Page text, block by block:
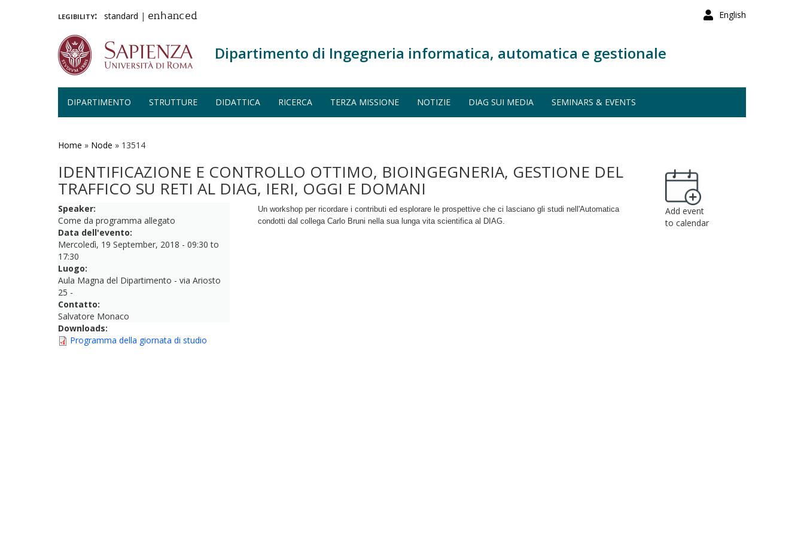
English
legibility: standard | enhanced
Dipartimento di Ingegneria informatica, automatica e gestionale
DIPARTIMENTO STRUTTURE DIDATTICA RICERCA TERZA MISSIONE NOTIZIE DIAG SUI MEDIA SEMINARS & EVENTS
Home » Node » 13514
IDENTIFICAZIONE E CONTROLLO OTTIMO, BIOINGEGNERIA, GESTIONE DEL
TRAFFICO SU RETI AL DIAG, IERI, OGGI E DOMANI
Speaker:
Come da programma allegato
Data dell'evento:
Mercoledì, 19 September, 2018 - 09:30 to
17:30
Luogo:
Aula Magna del Dipartimento - via Ariosto
25 -
Contatto:
Salvatore Monaco
Un workshop per ricordare i contributi ed esplorare le prospettive che ci lasciano gli studi nell'Automatica
condotti dal collega Carlo Bruni nella sua lunga vita scientifica al DIAG.
Downloads:
Programma della giornata di studio
Add event
to calendar